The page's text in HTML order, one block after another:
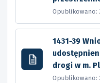
Opublikowano:
1431-39
drogi w m.
Opublikowano: